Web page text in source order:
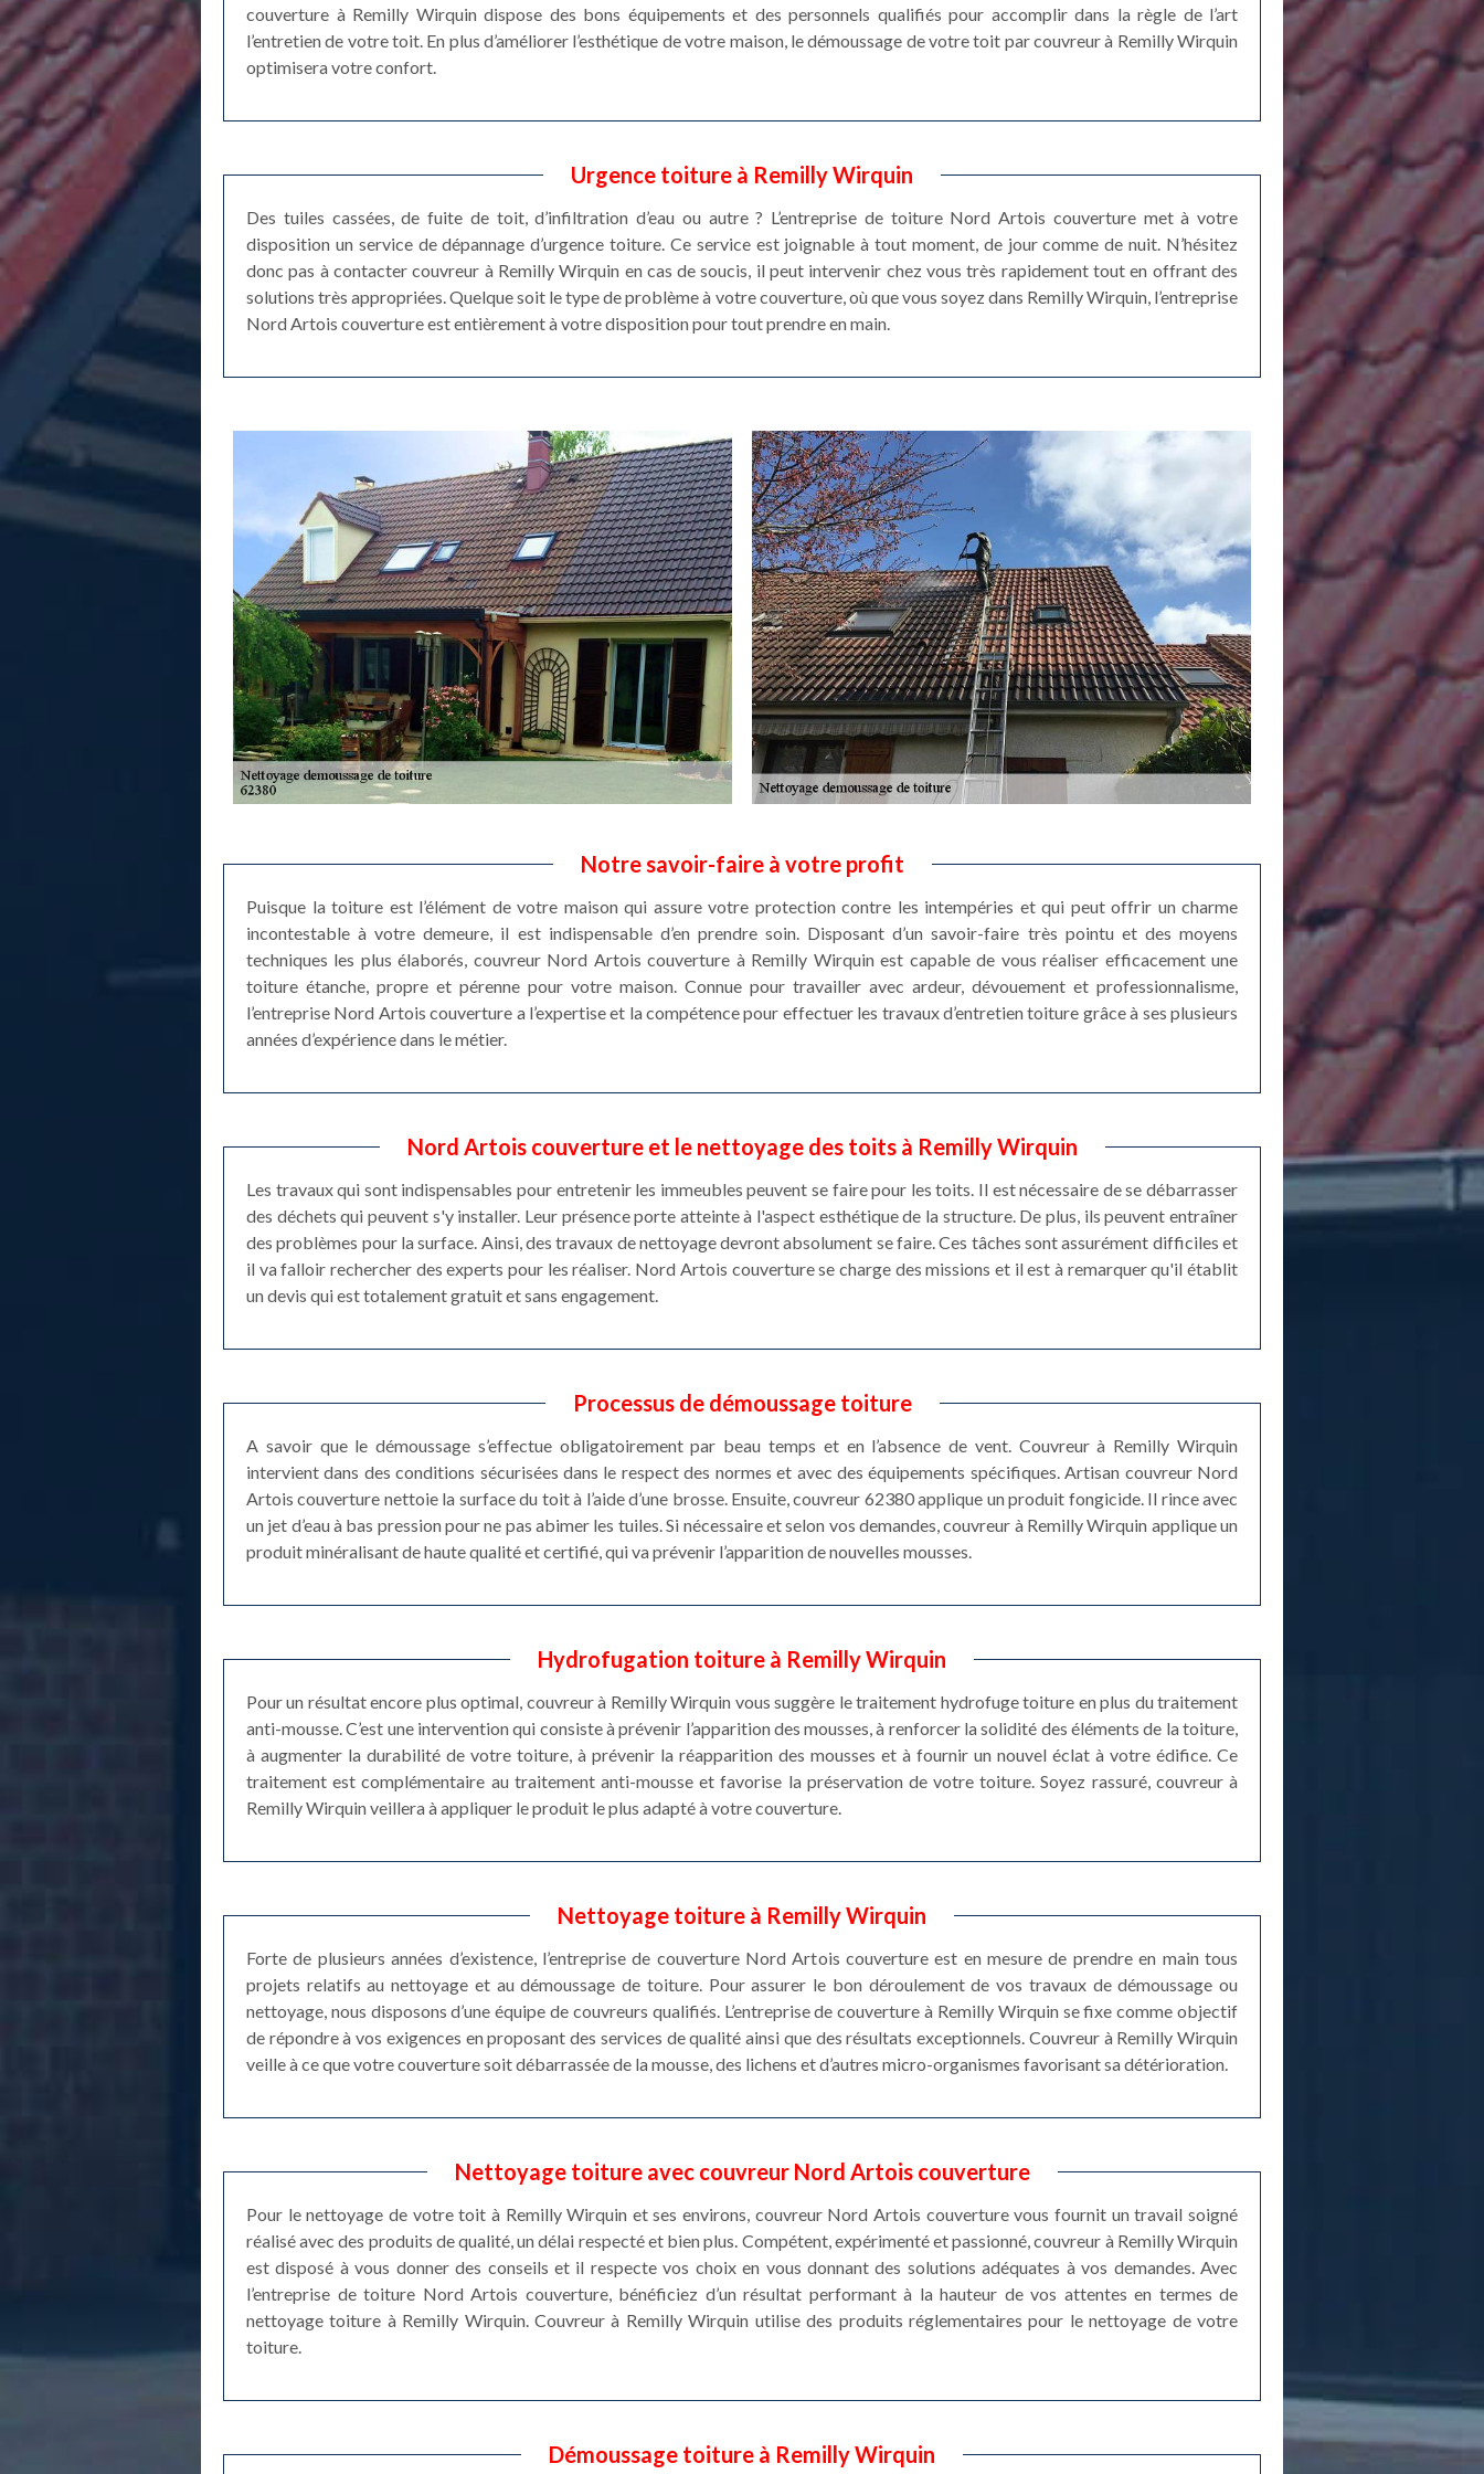
couverture à Remilly Wirquin dispose des bons équipements et des personnels qualifiés pour accomplir dans la règle de l’art
l’entretien de votre toit. En plus d’améliorer l’esthétique de votre maison, le démoussage de votre toit par couvreur à Remilly Wirquin
optimisera votre confort.
Urgence toiture à Remilly Wirquin
Des tuiles cassées, de fuite de toit, d’infiltration d’eau ou autre ? L’entreprise de toiture Nord Artois couverture met à votre
disposition un service de dépannage d’urgence toiture. Ce service est joignable à tout moment, de jour comme de nuit. N’hésitez
donc pas à contacter couvreur à Remilly Wirquin en cas de soucis, il peut intervenir chez vous très rapidement tout en offrant des
solutions très appropriées. Quelque soit le type de problème à votre couverture, où que vous soyez dans Remilly Wirquin, l’entreprise
Nord Artois couverture est entièrement à votre disposition pour tout prendre en main.
Notre savoir-faire à votre profit
Puisque la toiture est l’élément de votre maison qui assure votre protection contre les intempéries et qui peut offrir un charme
incontestable à votre demeure, il est indispensable d’en prendre soin. Disposant d’un savoir-faire très pointu et des moyens
techniques les plus élaborés, couvreur Nord Artois couverture à Remilly Wirquin est capable de vous réaliser efficacement une
toiture étanche, propre et pérenne pour votre maison. Connue pour travailler avec ardeur, dévouement et professionnalisme,
l’entreprise Nord Artois couverture a l’expertise et la compétence pour effectuer les travaux d’entretien toiture grâce à ses plusieurs
années d’expérience dans le métier.
Nord Artois couverture et le nettoyage des toits à Remilly Wirquin
Les travaux qui sont indispensables pour entretenir les immeubles peuvent se faire pour les toits. Il est nécessaire de se débarrasser
des déchets qui peuvent s'y installer. Leur présence porte atteinte à l'aspect esthétique de la structure. De plus, ils peuvent entraîner
des problèmes pour la surface. Ainsi, des travaux de nettoyage devront absolument se faire. Ces tâches sont assurément difficiles et
il va falloir rechercher des experts pour les réaliser. Nord Artois couverture se charge des missions et il est à remarquer qu'il établit
un devis qui est totalement gratuit et sans engagement.
Processus de démoussage toiture
A savoir que le démoussage s’effectue obligatoirement par beau temps et en l’absence de vent. Couvreur à Remilly Wirquin
intervient dans des conditions sécurisées dans le respect des normes et avec des équipements spécifiques. Artisan couvreur Nord
Artois couverture nettoie la surface du toit à l’aide d’une brosse. Ensuite, couvreur 62380 applique un produit fongicide. Il rince avec
un jet d’eau à bas pression pour ne pas abimer les tuiles. Si nécessaire et selon vos demandes, couvreur à Remilly Wirquin applique un
produit minéralisant de haute qualité et certifié, qui va prévenir l’apparition de nouvelles mousses.
Hydrofugation toiture à Remilly Wirquin
Pour un résultat encore plus optimal, couvreur à Remilly Wirquin vous suggère le traitement hydrofuge toiture en plus du traitement
anti-mousse. C’est une intervention qui consiste à prévenir l’apparition des mousses, à renforcer la solidité des éléments de la toiture,
à augmenter la durabilité de votre toiture, à prévenir la réapparition des mousses et à fournir un nouvel éclat à votre édifice. Ce
traitement est complémentaire au traitement anti-mousse et favorise la préservation de votre toiture. Soyez rassuré, couvreur à
Remilly Wirquin veillera à appliquer le produit le plus adapté à votre couverture.
Nettoyage toiture à Remilly Wirquin
Forte de plusieurs années d’existence, l’entreprise de couverture Nord Artois couverture est en mesure de prendre en main tous
projets relatifs au nettoyage et au démoussage de toiture. Pour assurer le bon déroulement de vos travaux de démoussage ou
nettoyage, nous disposons d’une équipe de couvreurs qualifiés. L’entreprise de couverture à Remilly Wirquin se fixe comme objectif
de répondre à vos exigences en proposant des services de qualité ainsi que des résultats exceptionnels. Couvreur à Remilly Wirquin
veille à ce que votre couverture soit débarrassée de la mousse, des lichens et d’autres micro-organismes favorisant sa détérioration.
Nettoyage toiture avec couvreur Nord Artois couverture
Pour le nettoyage de votre toit à Remilly Wirquin et ses environs, couvreur Nord Artois couverture vous fournit un travail soigné
réalisé avec des produits de qualité, un délai respecté et bien plus. Compétent, expérimenté et passionné, couvreur à Remilly Wirquin
est disposé à vous donner des conseils et il respecte vos choix en vous donnant des solutions adéquates à vos demandes. Avec
l’entreprise de toiture Nord Artois couverture, bénéficiez d’un résultat performant à la hauteur de vos attentes en termes de
nettoyage toiture à Remilly Wirquin. Couvreur à Remilly Wirquin utilise des produits réglementaires pour le nettoyage de votre
toiture.
Démoussage toiture à Remilly Wirquin